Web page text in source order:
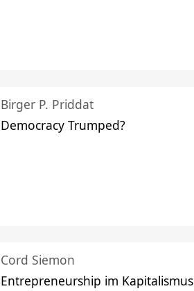
Birger P. Priddat
Democracy Trumped?
Cord Siemon
Entrepreneurship im Kapitalismus